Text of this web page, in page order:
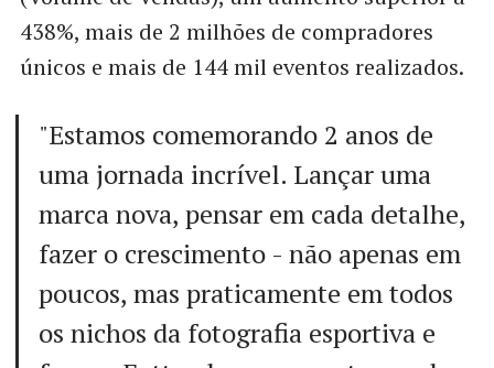
438%, mais de 2 milhões de compradores
únicos e mais de 144 mil eventos realizados.
"Estamos comemorando 2 anos de
uma jornada incrível. Lançar uma
marca nova, pensar em cada detalhe,
fazer o crescimento - não apenas em
poucos, mas praticamente em todos
os nichos da fotografia esportiva e